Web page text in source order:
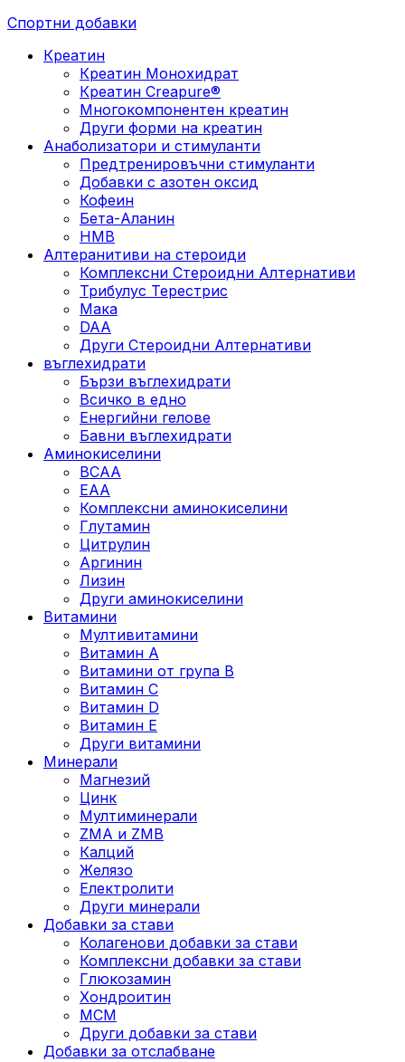
Спортни добавки
Креатин
Креатин Монохидрат
Креатин Creapure®
Многокомпонентен креатин
Други форми на креатин
Анаболизатори и стимуланти
Предтренировъчни стимуланти
Добавки с азотен оксид
Кофеин
Бета-Аланин
HMB
Алтеранитиви на стероиди
Комплексни Стероидни Алтернативи
Трибулус Терестрис
Maка
DAA
Други Стероидни Алтернативи
въглехидрати
Бързи въглехидрати
Всичко в едно
Енергийни гелове
Бавни въглехидрати
Аминокиселини
BCAA
EAA
Комплексни аминокиселини
Глутамин
Цитрулин
Аргинин
Лизин
Други аминокиселини
Витамини
Мултивитамини
Витамин А
Витамини от група B
Витамин C
Витамин D
Витамин E
Други витамини
Минерали
Магнезий
Цинк
Мултиминерали
ZMA и ZMB
Калций
Желязо
Електролити
Други минерали
Добавки за стави
Колагенови добавки за стави
Комплексни добавки за стави
Глюкозамин
Хондроитин
МСМ
Други добавки за стави
Добавки за отслабване